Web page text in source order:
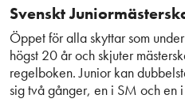
Svenskt
Öppet för alla skyttar som
högst 20 år och skjuter
regelboken. Junior kan
sig två gånger, en i SM och en